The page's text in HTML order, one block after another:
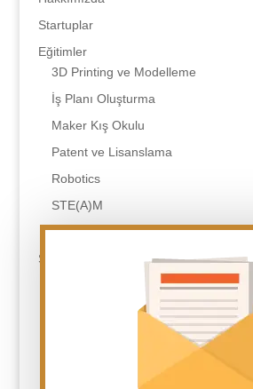
Startuplar
Eğitimler
3D Printing ve Modelleme
İş Planı Oluşturma
Maker Kış Okulu
Patent ve Lisanslama
Robotics
STE(A)M
Tasarım Odaklı Düşünme
SSS
Eğitim Çeşitleriniz Nelerdir?
Eğitimler Sonunda Neler Almış
Fark Yaratan Kimdir?
Fark Yaratan Neler Yapar?
Fark Yaratan Olmak Kişiye Ne